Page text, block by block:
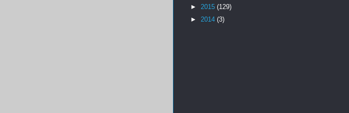
► 2015 (129)
► 2014 (3)